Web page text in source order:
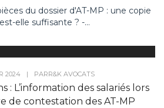
du dossier d'AT-MP : une copie
elle suffisante ? -...
2024 | PARR&K AVOCATS
: L’information des salariés lors
de contestation des AT-MP